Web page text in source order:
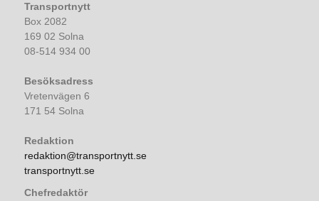
Transportnytt
Box 2082
169 02 Solna
08-514 934 00
Besöksadress
Vretenvägen 6
171 54 Solna
Redaktion
redaktion@transportnytt.se
transportnytt.se
Chefredaktör